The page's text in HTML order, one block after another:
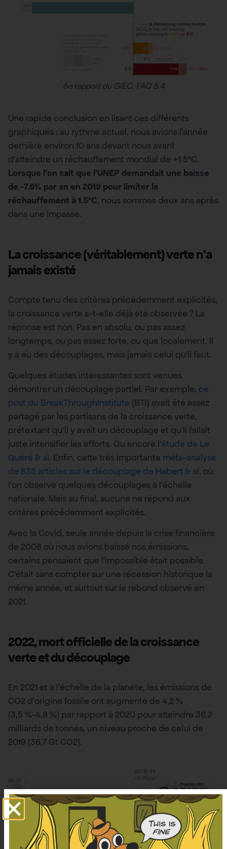
6e rapport du GIEC, FAQ 5.4
Une rapide conclusion en lisant ces différents
graphiques : au rythme actuel, nous avions l’année
dernière environ 10 ans devant nous avant
d’atteindre un réchauffement mondial de +1.5°C.
Lorsque l’on sait que l’UNEP demandait une baisse
de -7.6% par an en 2019 pour limiter le
réchauffement à 1.5°C, nous sommes deux ans après
dans une impasse.
La croissance (véritablement) verte n’a
jamais existé
Compte tenu des critères précédemment explicités,
la croissance verte a-t-elle déjà été observée ? La
réponse est non. Pas en absolu, ou pas assez
longtemps, ou pas assez forte, ou que localement. Il
y a eu des découplages, mais jamais celui qu’il faut.
Quelques études intéressantes sont venues
démontrer un découplage partiel. Par exemple, ce
post du BreakThroughInstitute (BTI) avait été assez
partagé par les partisans de la croissance verte,
prétextant qu’il y avait un découplage et qu’il fallait
juste intensifier les efforts. Ou encore l’étude de Le
Quéré & al. Enfin, cette très importante méta-analyse
de 835 articles sur le découplage de Habert & al. où
l’on observe quelques découplages à l’échelle
nationale. Mais au final, aucune ne répond aux
critères précédemment explicités.
Avec la Covid, seule année depuis la crise financière
de 2008 où nous avions baissé nos émissions,
certains pensaient que l’impossible était possible.
C’était sans compter sur une récession historique la
même année, et surtout sur le rebond observé en
2021.
2022, mort officielle de la croissance
verte et du découplage
En 2021 et à l’échelle de la planète, les émissions de
CO2 d’origine fossile ont augmenté de 4,2 %
(3,5 %-4,8 %) par rapport à 2020 pour atteindre 36,2
milliards de tonnes, un niveau proche de celui de
2019 (36,7 Gt CO2).